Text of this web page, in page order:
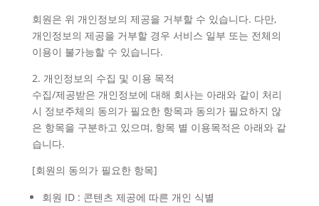
회원은 위 개인정보의 제공을 거부할 수 있습니다. 다만,
개인정보의 제공을 거부할 경우 서비스 일부 또는 전체의
이용이 불가능할 수 있습니다.
2. 개인정보의 수집 및 이용 목적
수집/제공받은 개인정보에 대해 회사는 아래와 같이 처리
시 정보주체의 동의가 필요한 항목과 동의가 필요하지 않
은 항목을 구분하고 있으며, 항목 별 이용목적은 아래와 같
습니다.
[회원의 동의가 필요한 항목]
회원 ID : 콘텐츠 제공에 따른 개인 식별